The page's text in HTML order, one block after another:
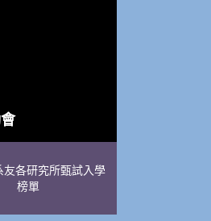
友各研究所甄試入學
榜單